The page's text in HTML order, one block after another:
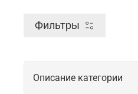
Фильтры
Описание категории